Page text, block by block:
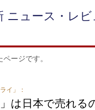
ニュース・レ
ージです。
イ」：
は日本で売れ